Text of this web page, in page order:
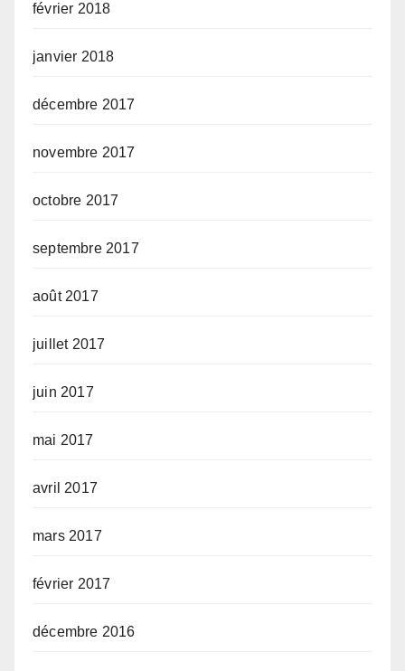
février 2018
janvier 2018
décembre 2017
novembre 2017
octobre 2017
septembre 2017
août 2017
juillet 2017
juin 2017
mai 2017
avril 2017
mars 2017
février 2017
décembre 2016